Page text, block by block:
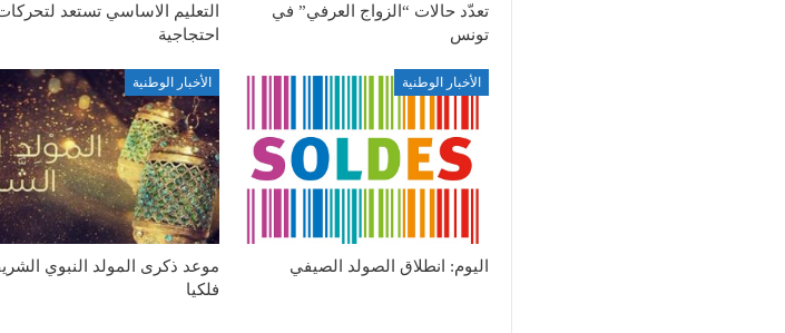
تعدّد حالات “الزواج العرفي” في
تونس
التعليم الاساسي تستعد
احتجاجية
الأخبار الوطنية
اليوم: انطلاق الصولد الصيفي
الأخبار الوطنية
موعد ذكرى المولد النبوي
فلكيا